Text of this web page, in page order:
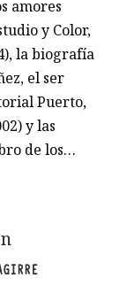
amores
y Color,
la biografía
el ser
Puerto,
y las
de los…